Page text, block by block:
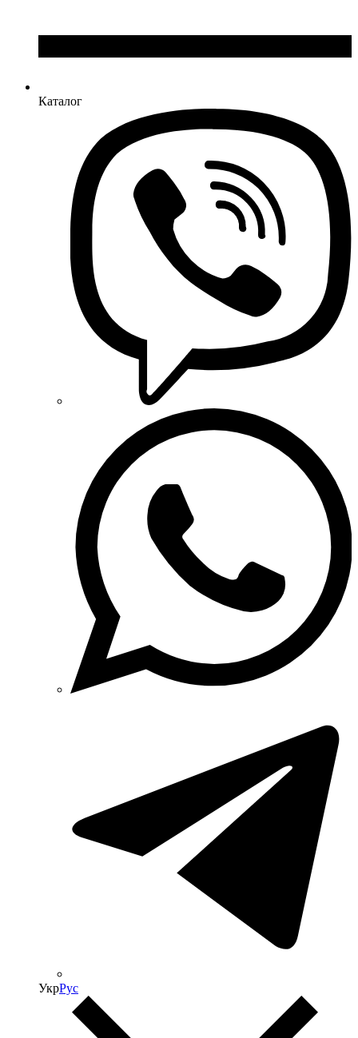
Каталог
УкрРус